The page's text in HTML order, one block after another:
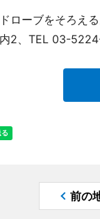
ローブをそろえ
2、TEL 03-
前の